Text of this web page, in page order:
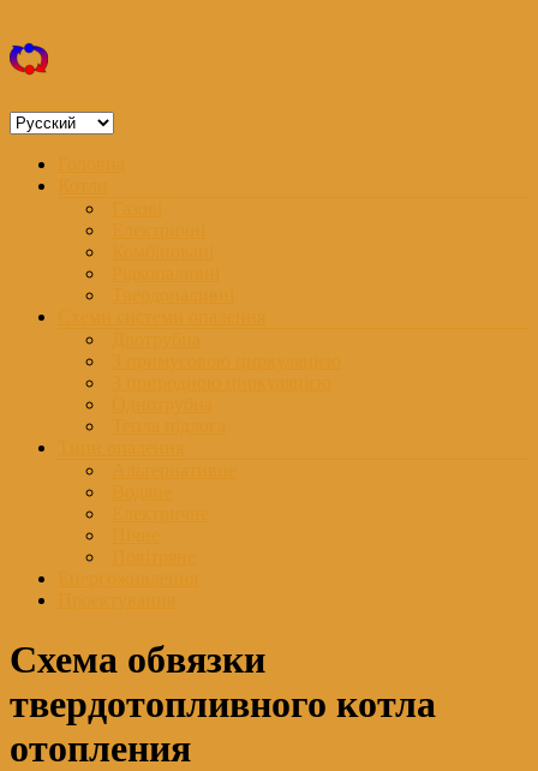
к
содержимому
Выбрать
Меню
Схема обвязки
твердотопливного котла
отопления